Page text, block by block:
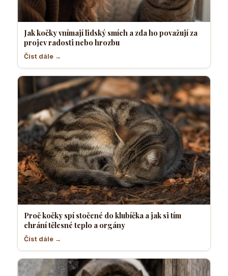
Jak kočky vnímají lidský smích a zda ho považují za
projev radosti nebo hrozbu
Číst dále →
Proč kočky spí stočené do klubíčka a jak si tím
chrání tělesné teplo a orgány
Číst dále →